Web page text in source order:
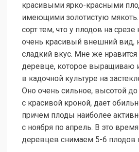
красивыми ярко-красными
имеющими золотистую мякоть.
сорт тем, что у плодов на срезе
очень красивый внешний вид,
сладкий вкус. Мне же нравится
деревце, которое выращиваю
в кадочной культуре на
Оно очень сильное, высотой
с красивой кроной, дает
причем плоды наиболее
с ноября по апрель. В это
деревцев снимаем 5-6 плодов